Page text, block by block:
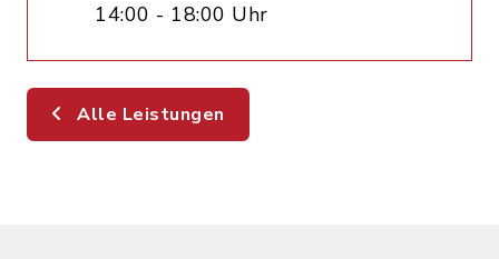
14:00 - 18:00 Uhr
Alle Leistungen